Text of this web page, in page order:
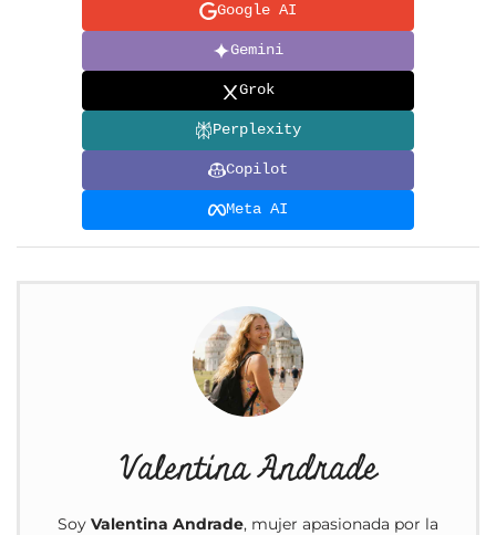
Google AI
Gemini
Grok
Perplexity
Copilot
Meta AI
Valentina Andrade
Soy Valentina Andrade, mujer apasionada por la